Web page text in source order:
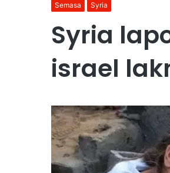
Semasa Syria
Syria
israel